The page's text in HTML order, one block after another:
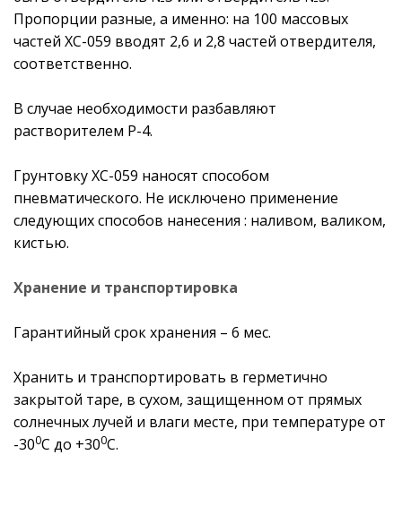
Пропорции разные, а именно: на 100 массовых
частей ХС-059 вводят 2,6 и 2,8 частей отвердителя,
соответственно.
В случае необходимости разбавляют
растворителем Р-4.
Грунтовку ХС-059 наносят способом
пневматического. Не исключено применение
следующих способов нанесения : наливом, валиком,
кистью.
Хранение и транспортировка
Гарантийный срок хранения – 6 мес.
Хранить и транспортировать в герметично
закрытой таре, в сухом, защищенном от прямых
солнечных лучей и влаги месте, при температуре от
-300С до +300С.